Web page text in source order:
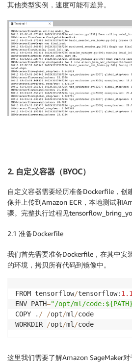
其他类型实例，速度可能有差异。
2. 自定义容器（BYOC）
自定义容器需要经历准备Dockerfile，创
像并上传到Amazon ECR，本地测试和
骤。完整执行过程见
2.1 准备Dockerfile
我们首先需要准备Dockerfile，在其中安
的环境，拷贝所有代码到镜像中。
FROM tensorflow/tensorflow:
ENV PATH="/opt/ml/
COPY
. / /opt/ml /code
WORKDIR
/opt/ml /
这里我们需要了解Amazon SageMaker